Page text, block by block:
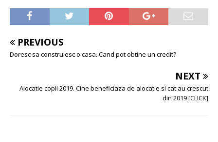
PREVIOUS
Doresc sa construiesc o casa. Cand pot obtine un credit?
NEXT
Alocatie copil 2019. Cine beneficiaza de alocatie si cat au crescut
din 2019 [CLICK]